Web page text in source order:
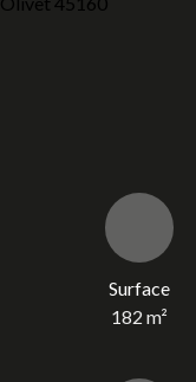
Surface
182m²